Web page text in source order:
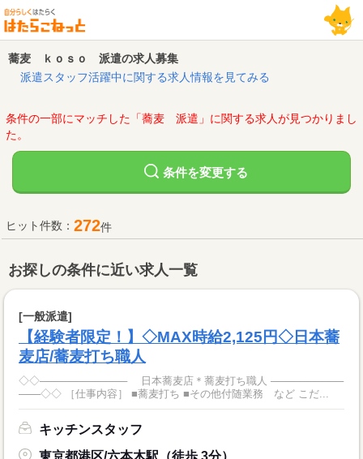
蕎麦 ｋｏｓｏ 派遣の求人募集
派遣スタッフ活躍中に関する求人情報を見てみる
条件の一部にマッチした「蕎麦 派遣」に関する求人が見つかりまし
た。
条件を変更する
ヒット件数： 272件
お探しの条件に近い求人一覧
[一般派遣]
【経験者限定！】◇MAX時給2,125円◇日本蕎
麦店/蕎麦打ち職人
◇◇──────────── 日本蕎麦店＊蕎麦打ち職人 ──────────
───◇◇ ［仕事内容］ ■蕎麦打ち ■その他付随業務 など こだ...
キッチンスタッフ
東京都港区/六本木駅（徒歩 3分）